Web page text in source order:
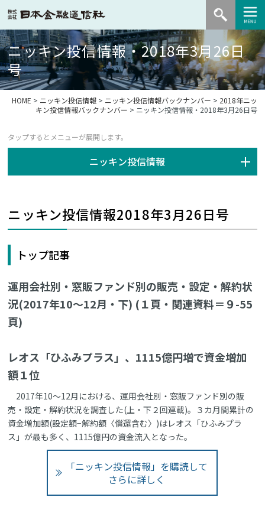
ニッキン投信情報・2018年3月26日
号
HOME > ニッキン投信情報> ニッキン投信情報バックナンバー > 2018年ニッ
キン投信情報バックナンバー > ニッキン投信情報・2018年3月26日号
ニッキン投信情報
ニッキン投信情報2018年3月26日号
トップ記事
運用会社別・窓販ファンド別の販売・設定・解約状
況(2017年10～12月・下) (１頁・関連資料＝９-55
頁)
レオス「ひふみプラス」、1115億円増で資金増加
額１位
2017年10～12月における、運用会社別・窓販ファンド別の販
売・設定・解約状況を調査した(上・下２回連載)。３カ月間累計の
資金増加額(設定額−解約額〈償還含む〉)はレオス「ひふみプラ
ス」が最も多く、1115億円の資金流入となった。
「ニッキン投信情報」を購読して
さらに詳しく